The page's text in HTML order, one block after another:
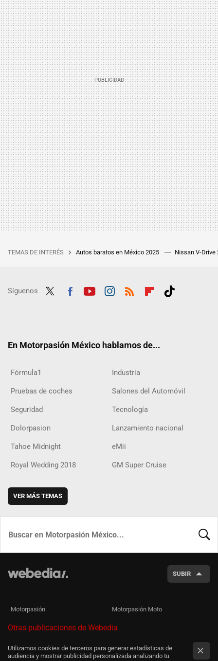
TEMAS DE INTERÉS Autos baratos en México 2025 Nissan V-Drive
Síguenos
En Motorpasión México hablamos de...
Fórmula1 Industria
Pruebas de coches Salones del Automóvil
Seguridad Tecnología
Dolorpasion Lanzamiento nacional
Tahoe Midnight eMii
Royal Wedding 2018 GM Super Cruise
VER MÁS TEMAS
SUBIR
Motorpasión Motorpasión Moto
Otras publicaciones de Webedia
Utilizamos cookies de terceros para generar estadísticas de
audiencia y mostrar publicidad personalizada analizando tu